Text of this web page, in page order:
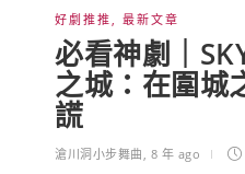
好劇推推 最新文章
必看神劇｜
之城：在圍城
謊
滄川洞小步舞曲 8 年 ago